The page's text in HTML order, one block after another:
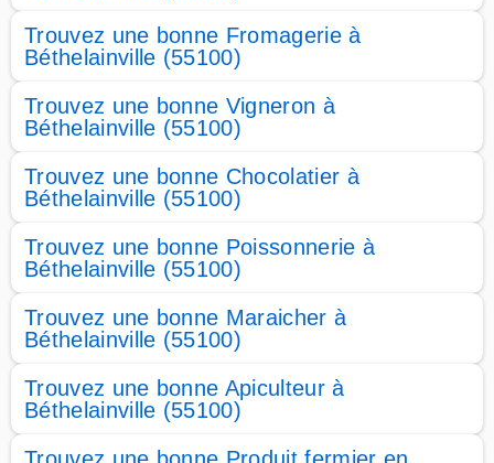
Trouvez une bonne Fromagerie à
Béthelainville (55100)
Trouvez une bonne Vigneron à
Béthelainville (55100)
Trouvez une bonne Chocolatier à
Béthelainville (55100)
Trouvez une bonne Poissonnerie à
Béthelainville (55100)
Trouvez une bonne Maraicher à
Béthelainville (55100)
Trouvez une bonne Apiculteur à
Béthelainville (55100)